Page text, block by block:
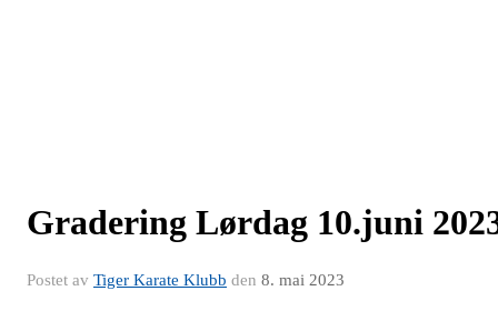
Gradering Lørdag 10.juni
Postet av Tiger Karate Klubb den 8. mai 2023